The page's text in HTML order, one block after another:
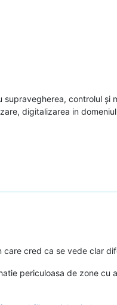
controlul și
digitalizarea in
care cred ca se vede clar
periculoasa de zone